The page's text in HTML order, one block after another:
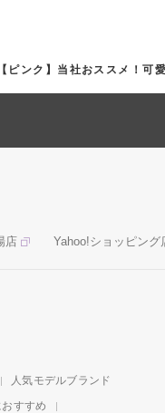
ンク】当社おススメ！可
店 Yahoo!ショッピング
人気モデルブランド
すすめ